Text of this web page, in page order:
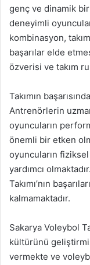
genç ve dinamik bir
deneyimli
kombinasyon,
başarılar elde
özverisi ve takım
Takımın
Antrenörlerin
oyuncuların
önemli bir etken
oyuncuların
yardımcı
Takımı’nın
kalmamaktadır.
Sakarya Voleybol
kültürünü
vermekte ve